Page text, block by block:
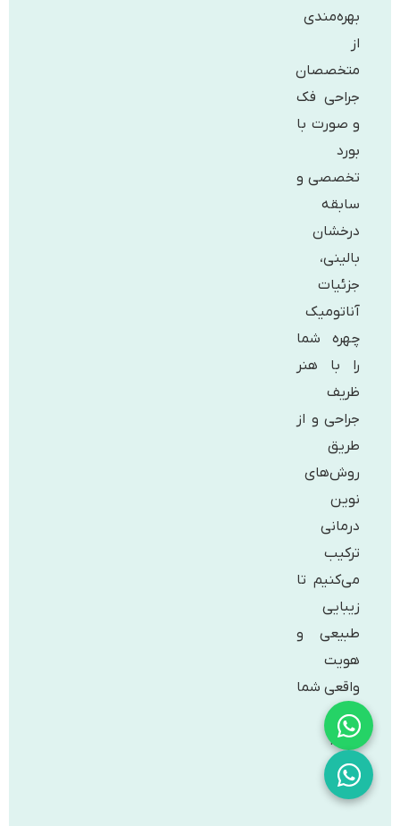
بهره‌مندی
از
متخصصان
جراحی فک
و صورت با
بورد
تخصصی و
سابقه
درخشان
بالینی،
جزئیات
آناتومیک
چهره شما
را با هنر
ظریف
جراحی و از
طریق
روش‌های
نوین
درمانی
ترکیب
می‌کنیم تا
زیبایی
طبیعی و
هویت
واقعی شما
آشکار
شود.